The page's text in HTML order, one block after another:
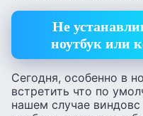
Не
ноутбук или
Сегодня, особенно в
встретить что по
нашем случае